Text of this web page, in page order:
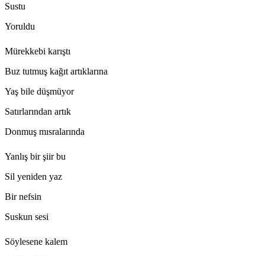
Sustu
Yoruldu
Mürekkebi karıştı
Buz tutmuş kağıt artıklarına
Yaş bile düşmüyor
Satırlarından artık
Donmuş mısralarında
Yanlış bir şiir bu
Sil yeniden yaz
Bir nefsin
Suskun sesi
Söylesene kalem